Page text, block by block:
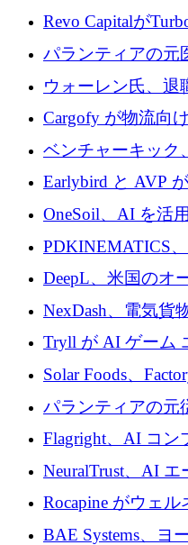
で成長を促進
Revo Capitalが
ラウンドを主導し
パランティアの元
ェントの立ち上
ウォーレン氏、退
めに1,000万ユーロ
Cargofy が物流向
万ドルを獲得
ベンチャーキック
ユーロでMinisaを支
Earlybird と AVP
重用途の成長基金
OneSoil、AI を活
大に​​ 100 万ユーロ
PDKINEMATICS
200 万ユーロを調達
DeepL、米国のオ
ーミング事業
NexDash、電気貨
EIT Urban
Tryll が AI ゲーム
ースし、60 万ド
Solar Foods、
ーロの資金調達
パランティアの元
ズ スタートアップ
を調達
Flagright、AI コン
ームを拡張するた
ドルを確保
NeuralTrust、AI
ラットフォームの
Rocapine がウェ
オを拡大するため
BAE Systems、ヨ